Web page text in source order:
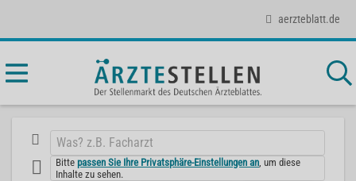
aerzteblatt.de
Bittepassen Sie Ihre Privatsphäre-Einstellungen an , um diese
Inhalte zu sehen.